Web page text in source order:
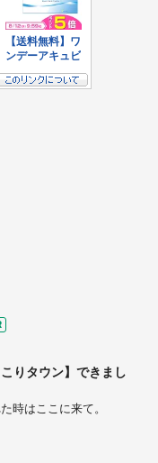
りタウン】できまし
時はここに来て。